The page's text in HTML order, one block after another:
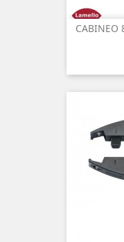
CABINEO